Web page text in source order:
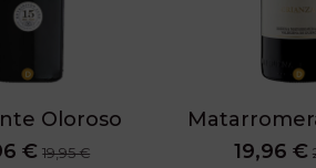
Oloroso
€ 19,95 €
19,96 €